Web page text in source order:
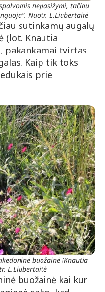
nepasižymi, tačiau
Nuotr. L.Liubertaitė
sutinkamų augalų
(lot. Knautia
pakankamai tvirtas
Kaip tik toks
prie
buožainė (Knautia
L.Liubertaitė
buožainė kai kur